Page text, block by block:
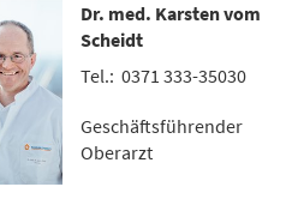
Dr. med. Karsten vom
Scheidt
Tel.: 0371 333-35030
Geschäftsführender
Oberarzt